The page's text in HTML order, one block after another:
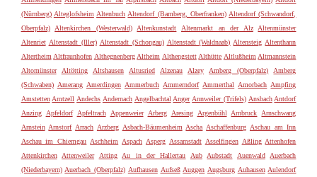
(Nürnberg) Alteglofsheim Altenbuch Altendorf (Bamberg, Oberfranken) Altendorf (Schwandorf,
Oberpfalz)
Altenkirchen (Westerwald) Altenkunstadt Altenmarkt an der Alz
Altenmünster
Altenriet Altenstadt (Iller) Altenstadt (Schongau) Altenstadt (Waldnaab) Altensteig Altenthann
Altertheim Altfraunhofen Althegnenberg Altheim Althengstett Althütte Altlußheim Altmannstein
Altomünster
Altötting Altshausen Altusried Alzenau Alzey Amberg (Oberpfalz)
Amberg
(Schwaben) Amerang Amerdingen Ammerbuch Ammerndorf Ammerthal Amorbach Ampfing
Amstetten Amtzell Andechs Andernach Angelbachtal Anger Annweiler (Trifels) Ansbach Antdorf
Anzing
Apfeldorf Apfeltrach Appenweier Arberg Aresing Argenbühl Arnbruck
Arnschwang
Arnstein Arnstorf Arrach Arzberg Asbach-Bäumenheim Ascha Aschaffenburg Aschau am Inn
Aschau im Chiemgau Aschheim Aspach Asperg Assamstadt Asselfingen Aßling Attenhofen
Attenkirchen
Attenweiler Atting Au in der Hallertau Aub Aubstadt Auenwald
Auerbach
(Niederbayern) Auerbach (Oberpfalz) Aufhausen Aufseß Auggen Augsburg Auhausen Aulendorf